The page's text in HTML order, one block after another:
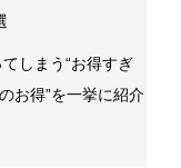
しまう“お得すぎ
お得”を一挙に紹介